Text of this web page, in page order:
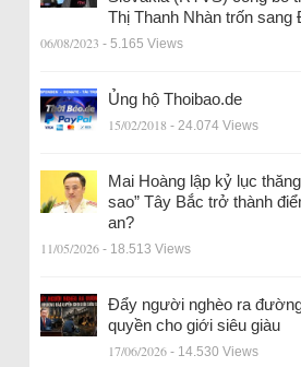
Thị Thanh Nhàn trốn sang
06/08/2023 - 5.165 Views
Ủng hộ Thoibao.de
15/02/2018 - 24.074 Views
Mai Hoàng lập kỷ lục
sao” Tây Bắc trở thành
an?
11/05/2026 - 18.513 Views
Đẩy người nghèo ra
quyền cho giới siêu giàu
17/06/2026 - 14.530 Views